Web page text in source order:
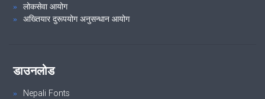
लोकसेवा आयोग
अख्तियार दुरूपयोग अनुसन्धान आयोग
डाउनलोड
Nepali Fonts